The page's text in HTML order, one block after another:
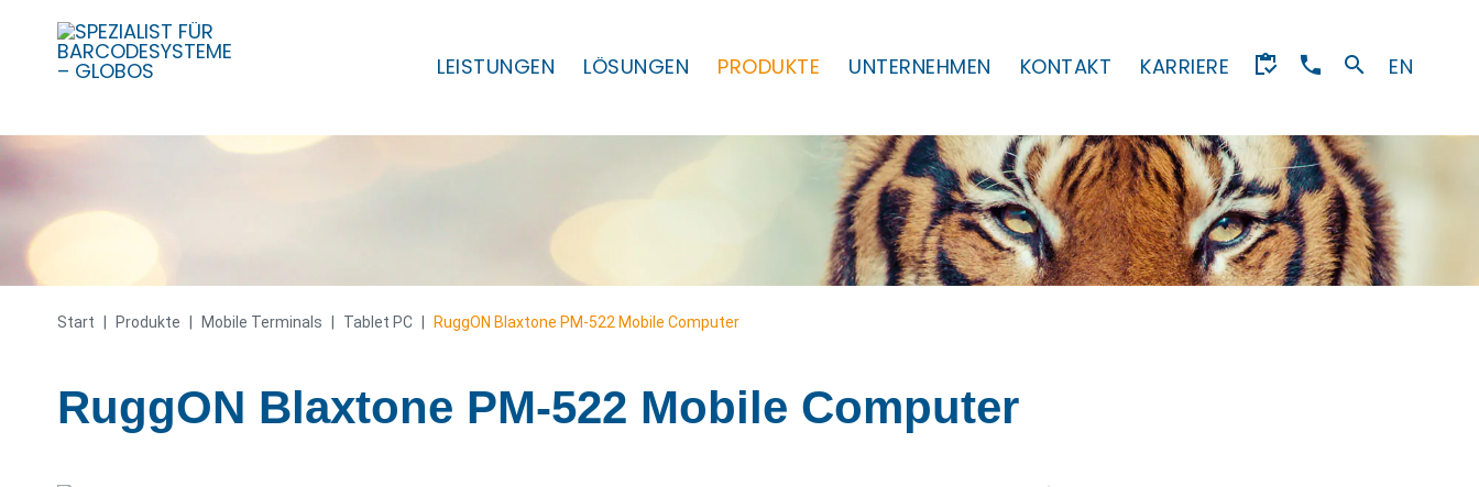
LEISTUNGEN LÖSUNGEN PRODUKTE UNTERNEHMEN KONTAKT KARRIERE EN
Skip
content
Start Produkte Mobile Terminals Tablet PC RuggON Blaxtone PM-522 Mobile Computer
RuggON Blaxtone PM-522 Mobile Computer